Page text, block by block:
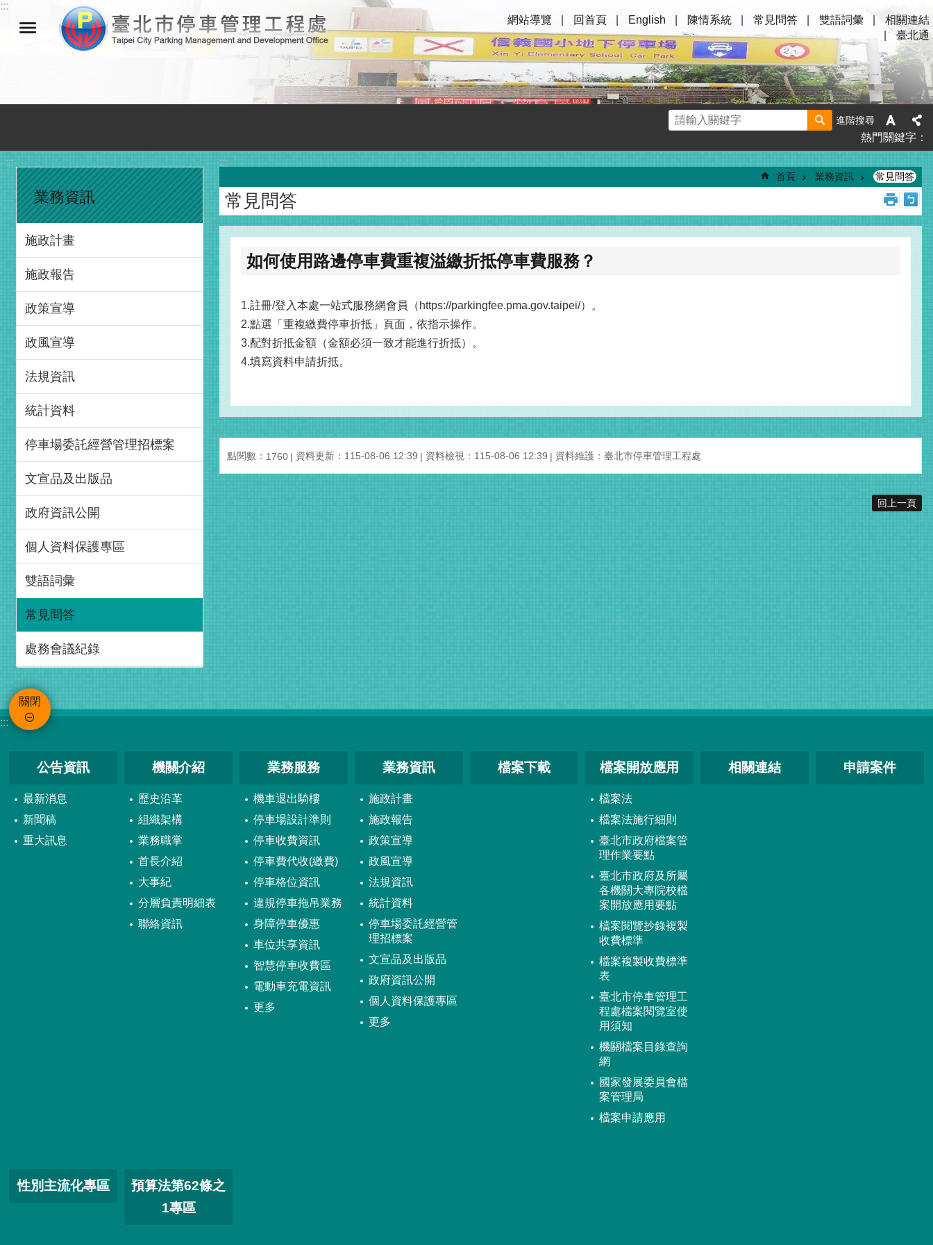
跳到主要內容區塊
:::
網站導覽
回首頁 English 陳情系統 常見問答 雙語詞彙
相關連結
臺北通
進階搜尋
熱門關鍵字
:::
業務資訊
施政計畫
施政報告
政策宣導
政風宣導
法規資訊
統計資料
停車場委託經營管理招標案
文宣品及出版品
政府資訊公開
個人資料保護專區
雙語詞彙
常見問答
處務會議紀錄
:::
首頁 業務資訊 常見問答
常見問答
如何使用路邊停車費重複溢繳折抵停車費服務？
1.註冊/登入本處一站式服務網會員（https://parkingfee.pma.gov.taipei/）。
2.點選「重複繳費停車折抵」頁面，依指示操作。
3.配對折抵金額（金額必須一致才能進行折抵）。
4.填寫資料申請折抵。
點閱數： 1760 資料更新：115-08-06 12:39 資料檢視：115-08-06 12:39 資料維護：臺北市停車管理工程處
回上一頁
關閉
:::
公告資訊
最新消息
新聞稿
重大訊息
機關介紹
歷史沿革
組織架構
業務職掌
首長介紹
大事紀
分層負責明細表
聯絡資訊
業務服務
機車退出騎樓
停車場設計準則
停車收費資訊
停車費代收(繳費)
停車格位資訊
違規停車拖吊業務
身障停車優惠
車位共享資訊
智慧停車收費區
電動車充電資訊
更多
業務資訊
施政計畫
施政報告
政策宣導
政風宣導
法規資訊
統計資料
停車場委託經營管
理招標案
文宣品及出版品
政府資訊公開
個人資料保護專區
更多
檔案下載 檔案開放應用
檔案法
檔案法施行細則
臺北市政府檔案管
理作業要點
臺北市政府及所屬
各機關大專院校檔
案開放應用要點
檔案閱覽抄錄複製
收費標準
檔案複製收費標準
表
臺北市停車管理工
程處檔案閱覽室使
用須知
機關檔案目錄查詢
網
國家發展委員會檔
案管理局
檔案申請應用
相關連結 申請案件
性別主流化專區
預算法第62條之
1專區